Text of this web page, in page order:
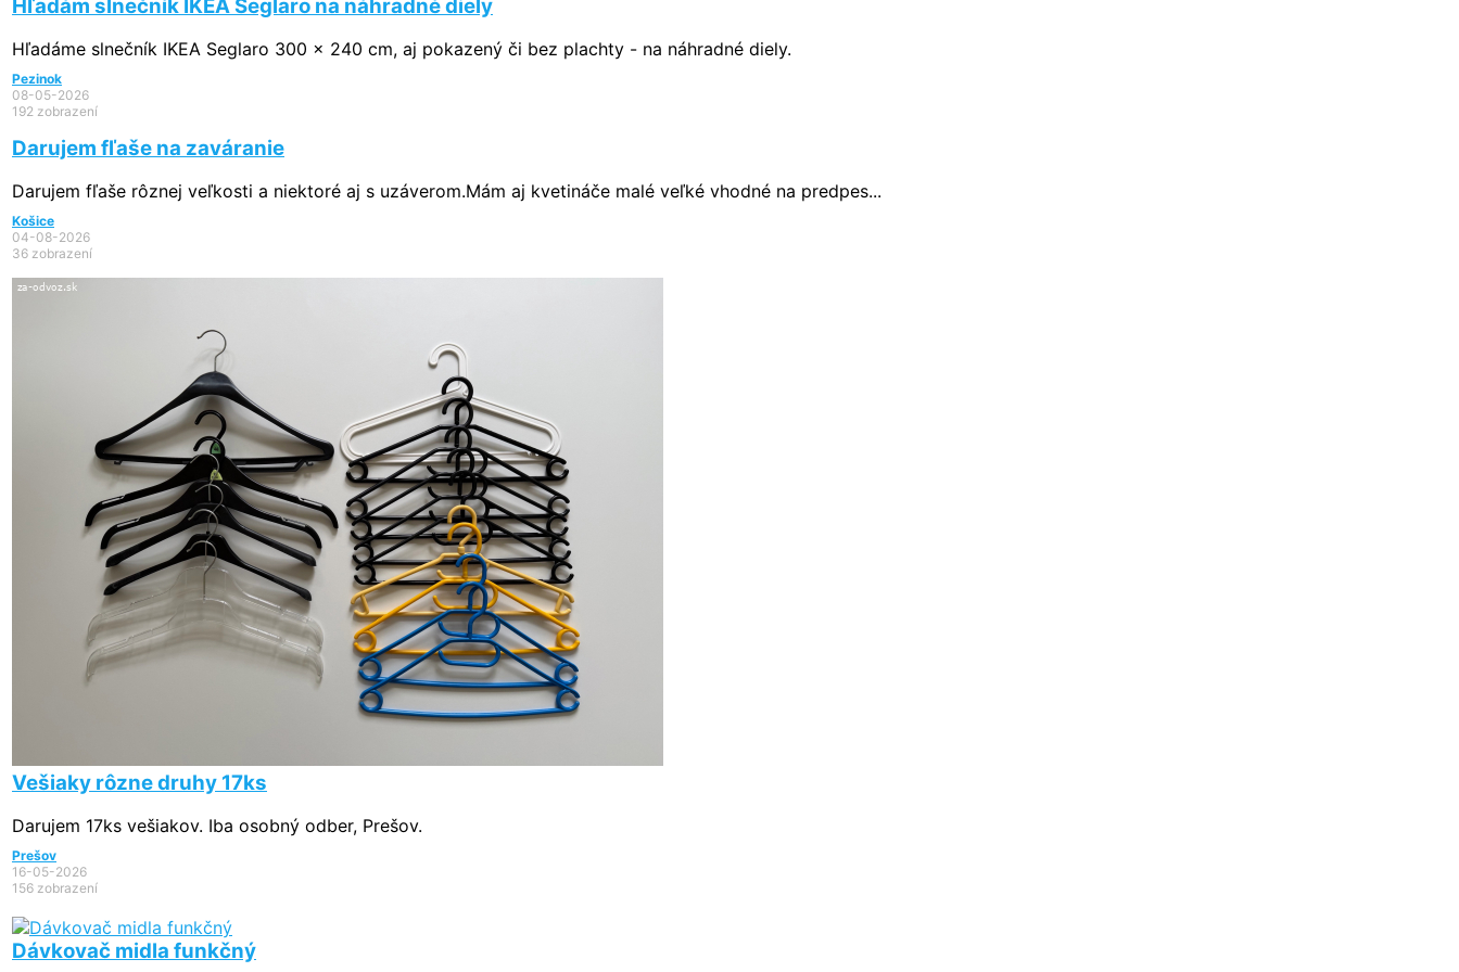
Hľadám slnečník IKEA Seglaro na náhradné diely
Hľadáme slnečník IKEA Seglaro 300 x 240 cm, aj pokazený či bez plachty - na náhradné diely.
Pezinok
08-05-2026
192 zobrazení
Darujem fľaše na zaváranie
Darujem fľaše rôznej veľkosti a niektoré aj s uzáverom.Mám aj kvetináče malé veľké vhodné na predpes...
Košice
04-08-2026
36 zobrazení
Vešiaky rôzne druhy 17ks
Darujem 17ks vešiakov. Iba osobný odber, Prešov.
Prešov
16-05-2026
156 zobrazení
Dávkovač midla funkčný